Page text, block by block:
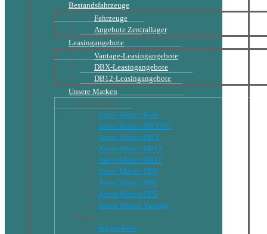
Bestandsfahrzeuge
Fahrzeuge
Angebote Zentrallager
Leasingangebote
Vantage-Leasingangebote
DBX-Leasingangebote
DB12-Leasingangebote
Unsere Marken
Aston Martin
Aston Martin Köln
Aston Martin DBX707
Aston Martin DBX
Aston Martin DB12
Aston Martin DB11
Aston Martin DB9
Aston Martin DB7
Aston Martin DB5
Aston Martin Vantage
Jaguar
Jaguar Köln